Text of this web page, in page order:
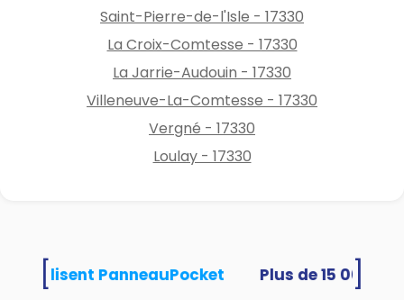
Saint-Pierre-de-l'Isle - 17330
La Croix-Comtesse - 17330
La Jarrie-Audouin - 17330
Villeneuve-La-Comtesse - 17330
Vergné - 17330
Loulay - 17330
utilisent PanneauPocket